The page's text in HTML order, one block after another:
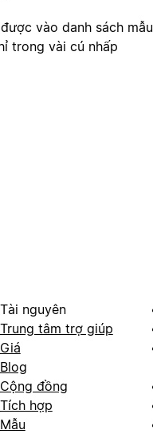
vào danh sách mẫu
trong vài cú nhấp
Tài nguyên
Trung tâm trợ giúp
Giá
Blog
Cộng đồng
Tích hợp
Mẫu